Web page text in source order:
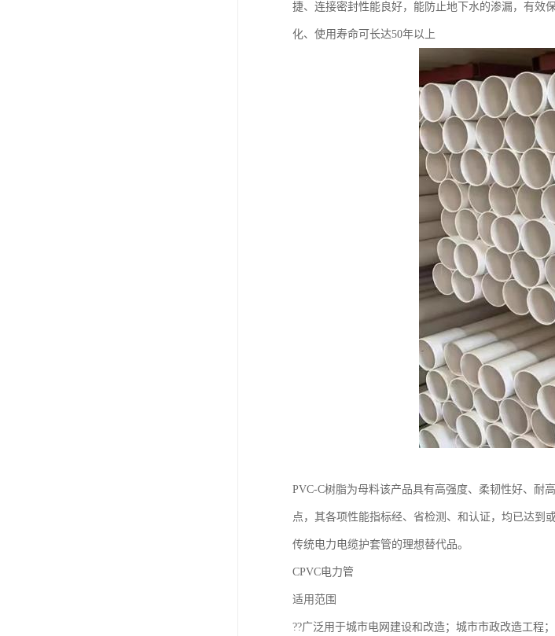
捷、连接密封性能良好，能防止地下水的渗漏，有效
化、使用寿命可长达50年以上
PVC-C树脂为母料该产品具有高强度、柔韧性好、耐
点，其各项性能指标经、省检测、和认证，均已达到
传统电力电缆护套管的理想替代品。
CPVC电力管
适用范围
??广泛用于城市电网建设和改造；城市市政改造工程